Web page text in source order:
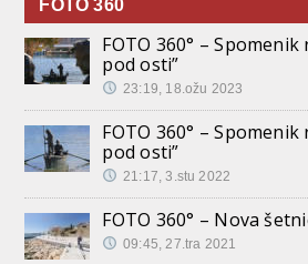
FOTO 360
FOTO 360° –
pod osti”
23:19, 18.ožu 2023
FOTO 360° –
pod osti”
21:17, 3.stu 2022
FOTO 360° – Nova
09:45, 27.tra 2021